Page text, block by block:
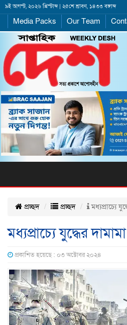
৯ই আগস্ট, ২০২৬ খ্রিস্টাব্দ | ২৫শে শ্রাবণ, ১৪৩৩ বঙ্গাব্দ
Media Packs Our Team
প্রচ্ছদ প্রচ্ছদ মধ্যপ্রাচ্যে
মধ্যপ্রাচ্যে যুদ্ধের দামামা
প্রকাশিত হয়েছে : ০৩ অক্টোবর ২০২৪